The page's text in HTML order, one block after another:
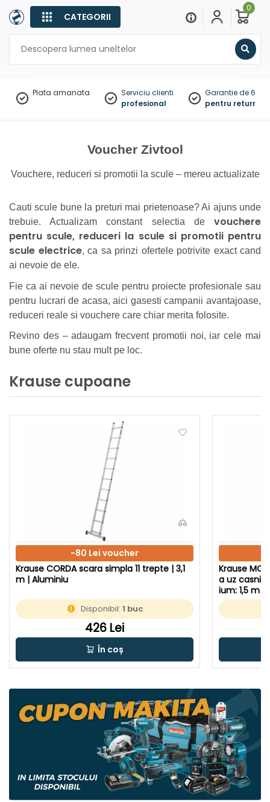
CATEGORII
0
Plata amanata
Serviciu clienti
profesional
Garantie de 60
pentru
Voucher Zivtool
Vouchere, reduceri si promotii la scule – mereu actualizate
Cauti scule bune la preturi mai prietenoase? Ai ajuns unde
trebuie. Actualizam constant selectia de vouchere
pentru scule, reduceri la scule si promotii pentru
scule electrice, ca sa prinzi ofertele potrivite exact cand
ai nevoie de ele.
Fie ca ai nevoie de scule pentru proiecte profesionale sau
pentru lucrari de acasa, aici gasesti campanii avantajoase,
reduceri reale si vouchere care chiar merita folosite.
Revino des – adaugam frecvent promotii noi, iar cele mai
bune oferte nu stau mult pe loc.
Krause cupoane
-80 Lei voucher
Krause CORDA scara simpla 11 trepte | 3,1
m | Aluminiu
Disponibil: 1 buc
426 Lei
În coș
Krause
a uz casnic
ium: 1,5 m |